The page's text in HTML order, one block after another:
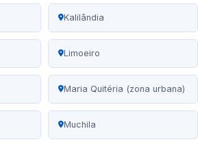
Kalilândia
Limoeiro
Maria Quitéria (zona urbana)
Muchila